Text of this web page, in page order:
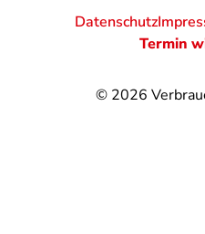
© 2026
Datenschutz
Termin